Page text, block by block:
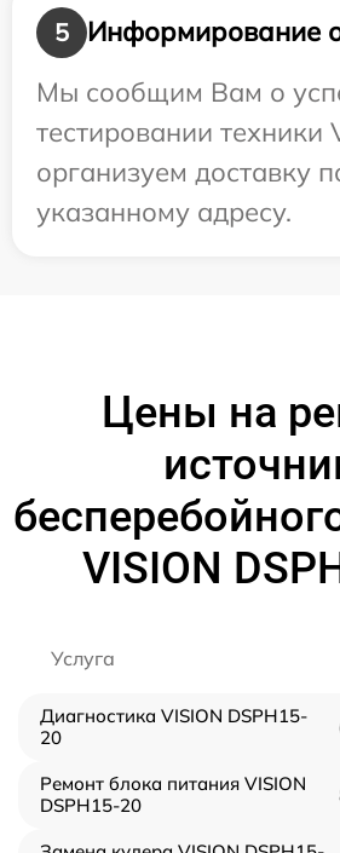
5
Информирование о
Мы сообщим Вам о
тестировании техники
организуем доставку
указанному адресу.
Цены на
VISION
Услуга
Диагностика VISION DSPH15-
20
Ремонт блока питания VISION
DSPH15-20